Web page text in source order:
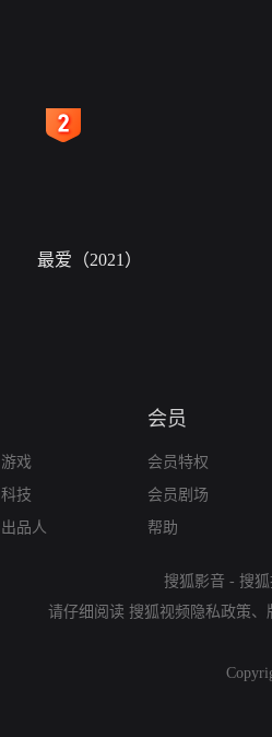
最爱（2021）
游戏
科技
出品人
会员
会员特权
会员剧场
帮助
搜狐影音 - 搜
请仔细阅读 搜狐视频隐私政策、